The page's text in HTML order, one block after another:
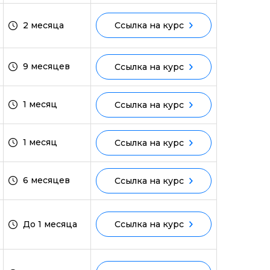
2 месяца Ссылка на курс
9 месяцев Ссылка на курс
1 месяц Ссылка на курс
1 месяц Ссылка на курс
6 месяцев Ссылка на курс
До 1 месяца Ссылка на курс